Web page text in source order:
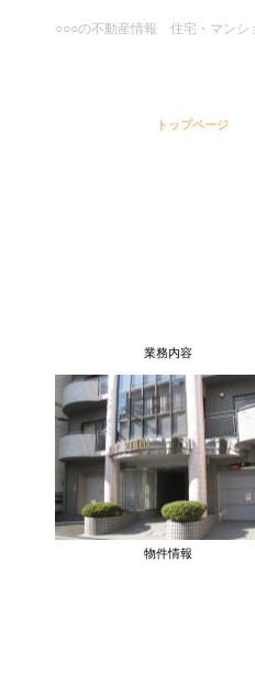
○○○の不動産情報 住宅・マンシ
トップページ
業務内容
物件情報